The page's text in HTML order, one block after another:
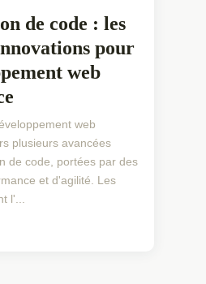
de code : les
pour
web
web
plusieurs avancées
de code, portées par des
et d'agilité. Les
l'...